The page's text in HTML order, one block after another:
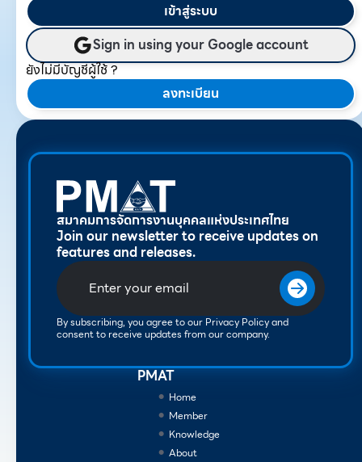
เข้าสู่ระบบ
Sign in using your Google account
ยังไม่มีบัญชีผู้ใช้ ?
ลงทะเบียน
สมาคมการจัดการงานบุคคลแห่งประเทศไทย
Join our newsletter to receive updates on
features and releases.
By subscribing, you agree to our Privacy Policy and
consent to receive updates from our company.
PMAT
Home
Member
Knowledge
About